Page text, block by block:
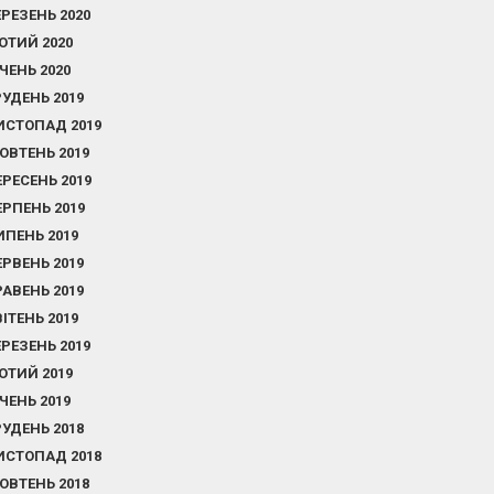
2020
2020
2020
2019
2019
2019
2019
2019
2019
2019
2019
2019
2019
2019
2019
2018
2018
2018